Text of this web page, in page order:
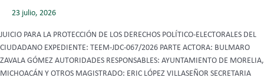
23 julio, 2026
JUICIO PARA LA PROTECCIÓN DE LOS DERECHOS POLÍTICO-ELECTORALES DEL
CIUDADANO EXPEDIENTE: TEEM-JDC-067/2026 PARTE ACTORA: BULMARO
ZAVALA GÓMEZ AUTORIDADES RESPONSABLES: AYUNTAMIENTO DE MORELIA,
MICHOACÁN Y OTROS MAGISTRADO: ERIC LÓPEZ VILLASEÑOR SECRETARIA